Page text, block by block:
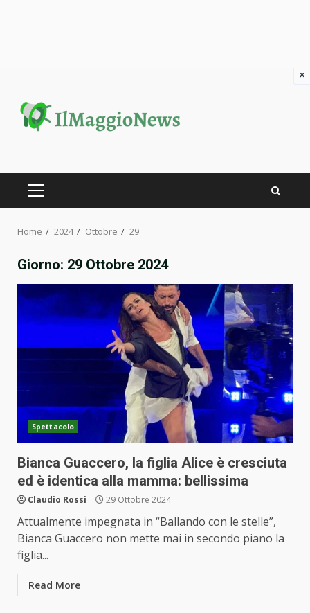
content
PRIMARY
Home 2024 Ottobre 29
Giorno: 29 Ottobre 2024
Spettacolo
Bianca Guaccero, la figlia Alice è cresciuta
ed è identica alla mamma: bellissima
Claudio Rossi 29 Ottobre 2024
Attualmente impegnata in “Ballando con le stelle”,
Bianca Guaccero non mette mai in secondo piano la
figlia...
Read More
×